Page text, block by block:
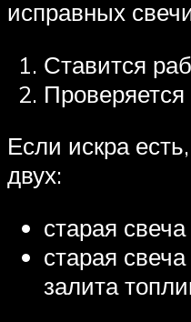
исправных
Ставится
Проверяется
Если искра
двух:
старая
старая
залита